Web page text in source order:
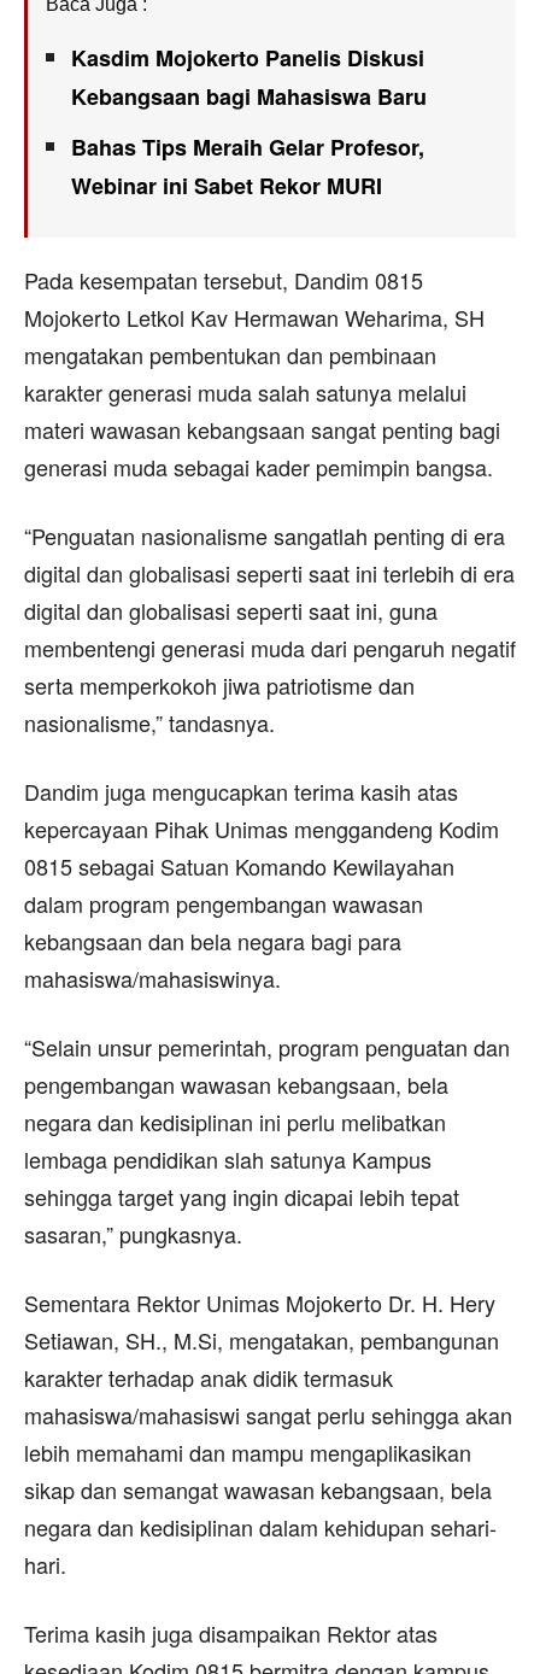
Baca Juga :
Kasdim Mojokerto Panelis Diskusi
Kebangsaan bagi Mahasiswa Baru
Bahas Tips Meraih Gelar Profesor,
Webinar ini Sabet Rekor MURI
Pada kesempatan tersebut, Dandim 0815
Mojokerto Letkol Kav Hermawan Weharima, SH
mengatakan pembentukan dan pembinaan
karakter generasi muda salah satunya melalui
materi wawasan kebangsaan sangat penting bagi
generasi muda sebagai kader pemimpin bangsa.
“Penguatan nasionalisme sangatlah penting di era
digital dan globalisasi seperti saat ini terlebih di era
digital dan globalisasi seperti saat ini, guna
membentengi generasi muda dari pengaruh negatif
serta memperkokoh jiwa patriotisme dan
nasionalisme,” tandasnya.
Dandim juga mengucapkan terima kasih atas
kepercayaan Pihak Unimas menggandeng Kodim
0815 sebagai Satuan Komando Kewilayahan
dalam program pengembangan wawasan
kebangsaan dan bela negara bagi para
mahasiswa/mahasiswinya.
“Selain unsur pemerintah, program penguatan dan
pengembangan wawasan kebangsaan, bela
negara dan kedisiplinan ini perlu melibatkan
lembaga pendidikan slah satunya Kampus
sehingga target yang ingin dicapai lebih tepat
sasaran,” pungkasnya.
Sementara Rektor Unimas Mojokerto Dr. H. Hery
Setiawan, SH., M.Si, mengatakan, pembangunan
karakter terhadap anak didik termasuk
mahasiswa/mahasiswi sangat perlu sehingga akan
lebih memahami dan mampu mengaplikasikan
sikap dan semangat wawasan kebangsaan, bela
negara dan kedisiplinan dalam kehidupan sehari-
hari.
Terima kasih juga disampaikan Rektor atas